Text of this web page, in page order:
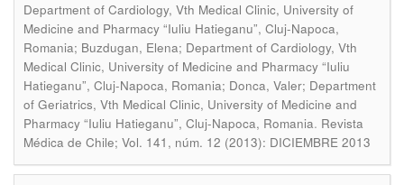
Department of Cardiology, Vth Medical Clinic, University of
Medicine and Pharmacy “Iuliu Hatieganu”, Cluj-Napoca,
Romania; Buzdugan, Elena; Department of Cardiology, Vth
Medical Clinic, University of Medicine and Pharmacy “Iuliu
Hatieganu”, Cluj-Napoca, Romania; Donca, Valer; Department
of Geriatrics, Vth Medical Clinic, University of Medicine and
Pharmacy “Iuliu Hatieganu”, Cluj-Napoca, Romania. Revista
Médica de Chile; Vol. 141, núm. 12 (2013): DICIEMBRE 2013